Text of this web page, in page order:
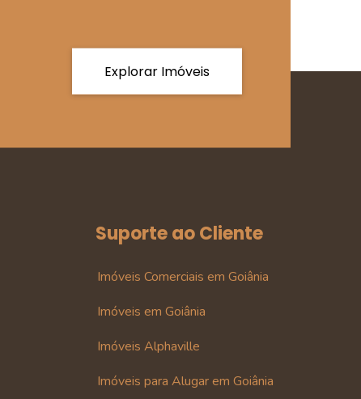
Explorar Imóveis
Suporte ao Cliente
Imóveis Comerciais em Goiânia
Imóveis em Goiânia
Imóveis Alphaville
Imóveis para Alugar em Goiânia